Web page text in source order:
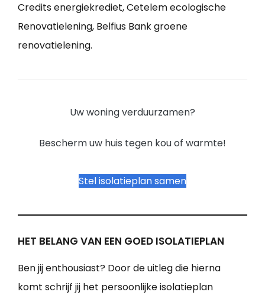
Credits energiekrediet, Cetelem ecologische
Renovatielening, Belfius Bank groene
renovatielening.
Uw woning verduurzamen?
Bescherm uw huis tegen kou of warmte!
Stel isolatieplan samen
HET BELANG VAN EEN GOED ISOLATIEPLAN
Ben jij enthousiast? Door de uitleg die hierna
komt schrijf jij het persoonlijke isolatieplan